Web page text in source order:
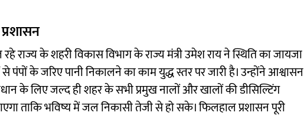
राज्य के शहरी विकास विभाग के राज्य मंत्री उमेश राय ने स्थिति का जायजा
पंपों के जरिए पानी निकालने का काम युद्ध स्तर पर जारी है। उन्होंने आश्वासन
के लिए जल्द ही शहर के सभी प्रमुख नालों और खालों की डीसिल्टिंग
ताकि भविष्य में जल निकासी तेजी से हो सके। फिलहाल प्रशासन पूरी